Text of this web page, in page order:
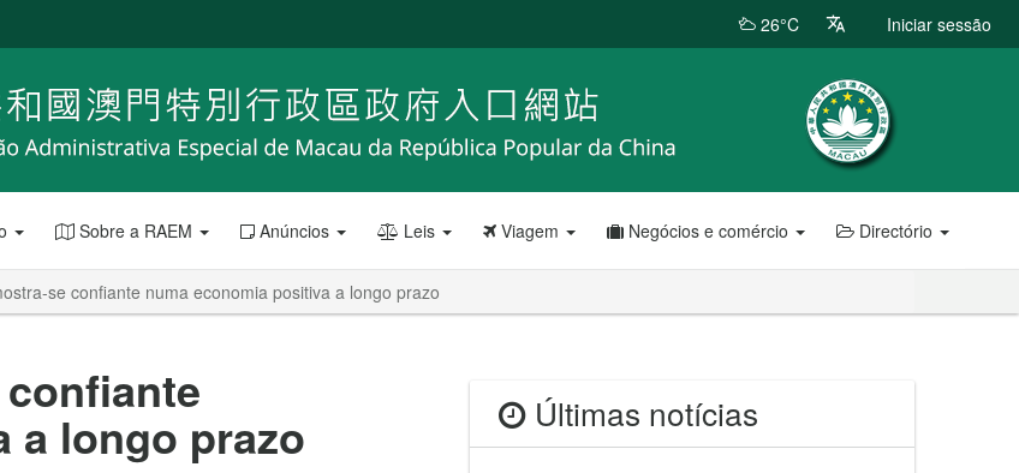
26°C Iniciar sessão
Sobre a RAEM Anúncios Leis Viagem Negócios e comércio Directório
se confiante numa economia positiva a longo prazo
a longo prazo Últimas notícias